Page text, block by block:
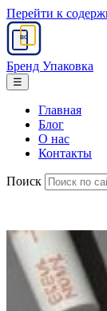
Перейти к
BC
Бренд Упаковка
☰
Главная
Блог
О нас
Контакты
Поиск